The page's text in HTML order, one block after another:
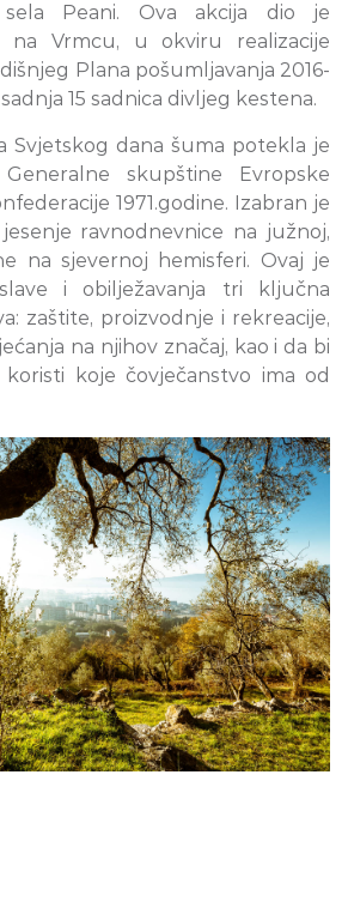
Peani. Ova akcija dio je
na Vrmcu, u okviru realizacije
Plana pošumljavanja 2016-
15 sadnica divljeg kestena.
Svjetskog dana šuma potekla je
skupštine Evropske
1971.godine. Izabran je
ravnodnevnice na južnoj,
na sjevernoj hemisferi. Ovaj je
i obilježavanja tri ključna
zaštite, proizvodnje i rekreacije,
na njihov značaj, kao i da bi
koje čovječanstvo ima od